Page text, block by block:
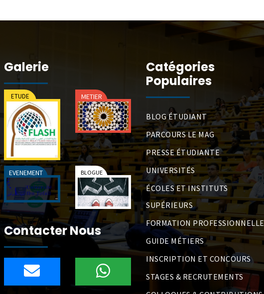
Galerie
Contacter Nous
Catégories
Populaires
BLOG ÉTUDIANT
PARCOURS LE MAG
PRESSE ÉTUDIANTE
UNIVERSITÉS
ÉCOLES ET INSTITUTS
SUPÉRIEURS
FORMATION PROFESSIONNELLE
GUIDE MÉTIERS
INSCRIPTION ET CONCOURS
STAGES & RECRUTEMENTS